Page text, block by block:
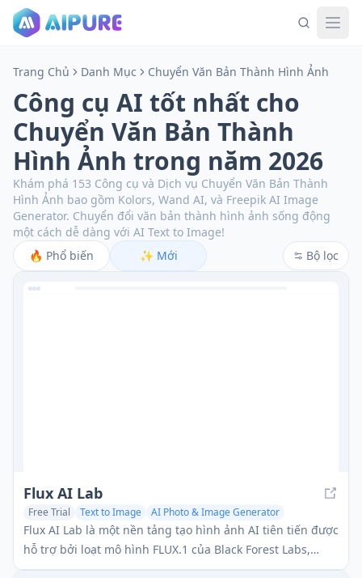
Trang Chủ Danh Mục Chuyển Văn Bản Thành Hình Ảnh
Công cụ AI tốt nhất cho
Chuyển Văn Bản Thành
Hình Ảnh trong năm 2026
Khám phá 153 Công cụ và Dịch vụ Chuyển Văn Bản Thành
Hình Ảnh bao gồm Kolors, Wand AI, và Freepik AI Image
Generator. Chuyển đổi văn bản thành hình ảnh sống động
một cách dễ dàng với AI Text to Image!
🔥 Phổ biến ✨ Mới Bộ lọc
Flux AI Lab
Free Trial Text to Image
AI Photo & Image Generator
AI Art &Design Creator
Flux AI Lab là một nền tảng tạo hình ảnh AI tiên tiến được
hỗ trợ bởi loạt mô hình FLUX.1 của Black Forest Labs,
cung cấp hiệu suất hiện đại trong việc tạo ra các hình